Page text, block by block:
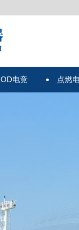
OD电竞 点燃